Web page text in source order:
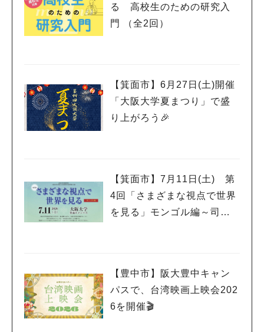
る 高校生のための研究入
門 （全2回）
【箕面市】6月27日(土)開催
「大阪大学夏まつり」で盛
り上がろう🎉
【箕面市】7月11日(土) 第
4回「さまざまな視点で世界
を見る」モンゴル編～司馬
【豊中市】阪大豊中キャン
パスで、台湾映画上映会202
6を開催🎬